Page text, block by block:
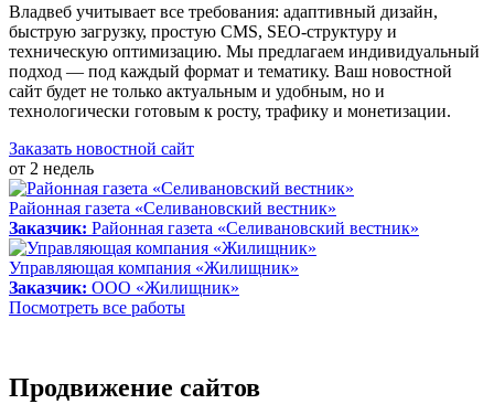
Владвеб учитывает все требования: адаптивный дизайн,
быструю загрузку, простую CMS, SEO-структуру и
техническую оптимизацию. Мы предлагаем индивидуальный
подход — под каждый формат и тематику. Ваш новостной
сайт будет не только актуальным и удобным, но и
технологически готовым к росту, трафику и монетизации.
Заказать новостной сайт
от 2 недель
Районная газета «Селивановский вестник»
Заказчик: Районная газета «Селивановский вестник»
Управляющая компания «Жилищник»
Заказчик: ООО «Жилищник»
Посмотреть все работы
Продвижение сайтов